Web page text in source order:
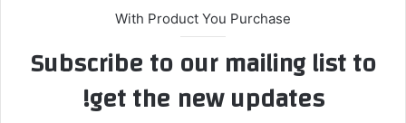
With Product You Purchase
Subscribe to our mailing list to
get the new updates!